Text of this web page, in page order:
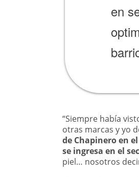
en
“Siempre había
otras marcas y yo
de Chapinero en
se ingresa en el
piel… nosotros